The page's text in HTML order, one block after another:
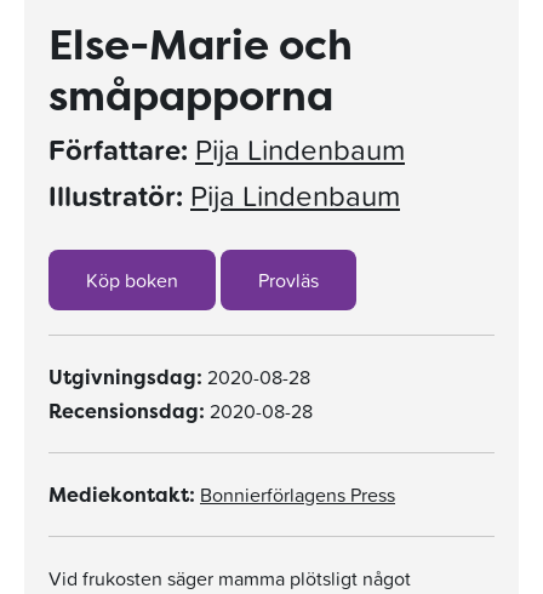
Else-Marie och
småpapporna
Författare: Pija Lindenbaum
Illustratör: Pija Lindenbaum
Köp boken Provläs
Utgivningsdag: 2020-08-28
Recensionsdag: 2020-08-28
Mediekontakt: Bonnierförlagens Press
Vid frukosten säger mamma plötsligt något